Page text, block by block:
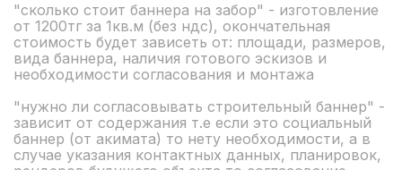
"сколько стоит баннера на забор" - изготовление
от 1200тг за 1кв.м (без ндс), окончательная
стоимость будет зависеть от: площади, размеров,
вида баннера, наличия готового эскизов и
необходимости согласования и монтажа
"нужно ли согласовывать строительный баннер" -
зависит от содержания т.е если это социальный
баннер (от акимата) то нету необходимости, а в
случае указания контактных данных, планировок,